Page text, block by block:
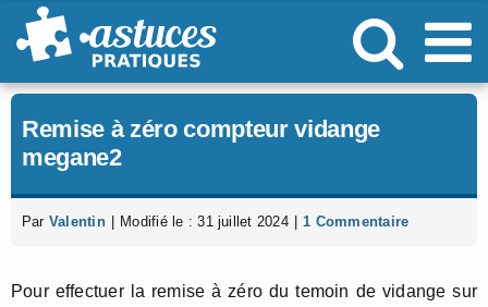
Passer
au
Remise à zéro compteur vidange
megane2
Par Valentin Modifié le : 31 juillet 2024 1 Commentaire
Pour effectuer la remise à zéro du temoin de vidange sur